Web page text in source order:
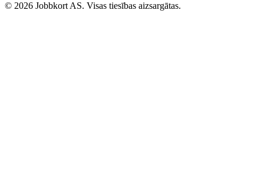
© 2026 Jobbkort AS. Visas tiesības aizsargātas.